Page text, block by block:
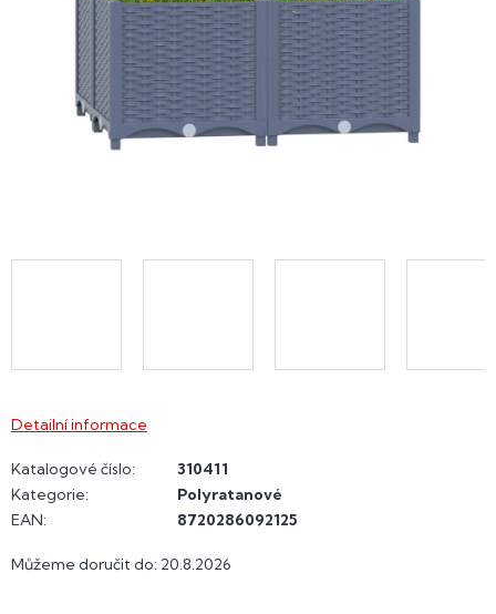
Můžeme doručit do: 20.8.2026
Detailní informace
Katalogové číslo:
310411
Kategorie:
Polyratanové
EAN: 8720286092125